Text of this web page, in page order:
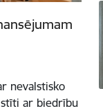
nevalstisko
ar biedrību